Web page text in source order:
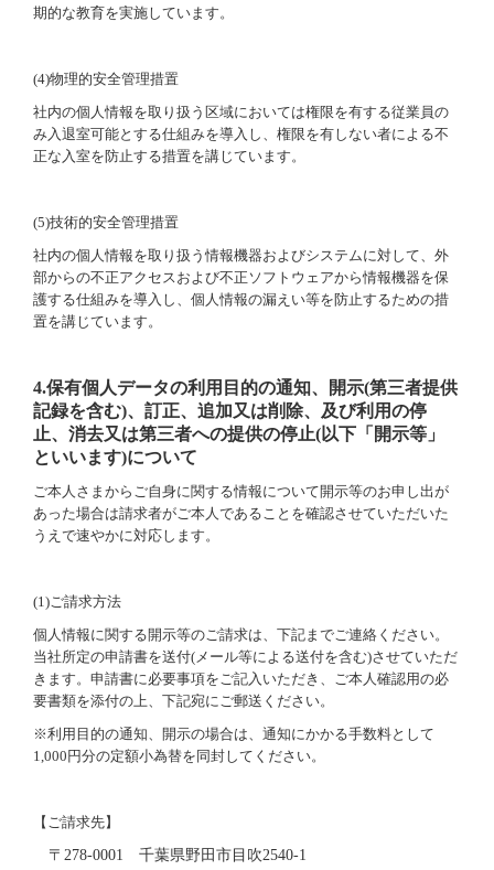
期的な教育を実施しています。
(4)物理的安全管理措置
社内の個人情報を取り扱う区域においては権限を有する従業員の
み入退室可能とする仕組みを導入し、権限を有しない者による不
正な入室を防止する措置を講じています。
(5)技術的安全管理措置
社内の個人情報を取り扱う情報機器およびシステムに対して、外
部からの不正アクセスおよび不正ソフトウェアから情報機器を保
護する仕組みを導入し、個人情報の漏えい等を防止するための措
置を講じています。
4.保有個人データの利用目的の通知、開示(第三者提供
記録を含む)、訂正、追加又は削除、及び利用の停
止、消去又は第三者への提供の停止(以下「開示等」
といいます)について
ご本人さまからご自身に関する情報について開示等のお申し出が
あった場合は請求者がご本人であることを確認させていただいた
うえで速やかに対応します。
(1)ご請求方法
個人情報に関する開示等のご請求は、下記までご連絡ください。
当社所定の申請書を送付(メール等による送付を含む)させていただ
きます。申請書に必要事項をご記入いただき、ご本人確認用の必
要書類を添付の上、下記宛にご郵送ください。
※利用目的の通知、開示の場合は、通知にかかる手数料として
1,000 円分の定額小為替を同封してください。
【ご請求先】
〒 278-0001 千葉県野田市目吹2540-1